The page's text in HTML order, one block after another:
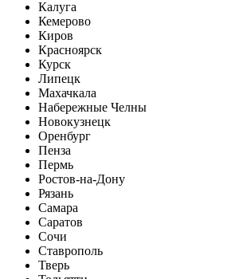
Калуга
Кемерово
Киров
Красноярск
Курск
Липецк
Махачкала
Набережные Челны
Новокузнецк
Оренбург
Пенза
Пермь
Ростов-на-Дону
Рязань
Самара
Саратов
Сочи
Ставрополь
Тверь